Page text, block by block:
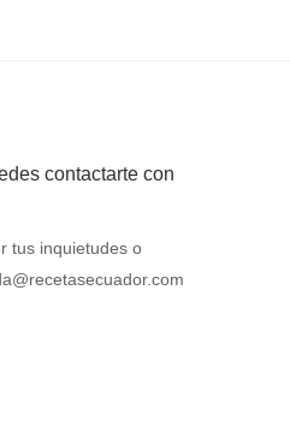
contactarte con
tus inquietudes o